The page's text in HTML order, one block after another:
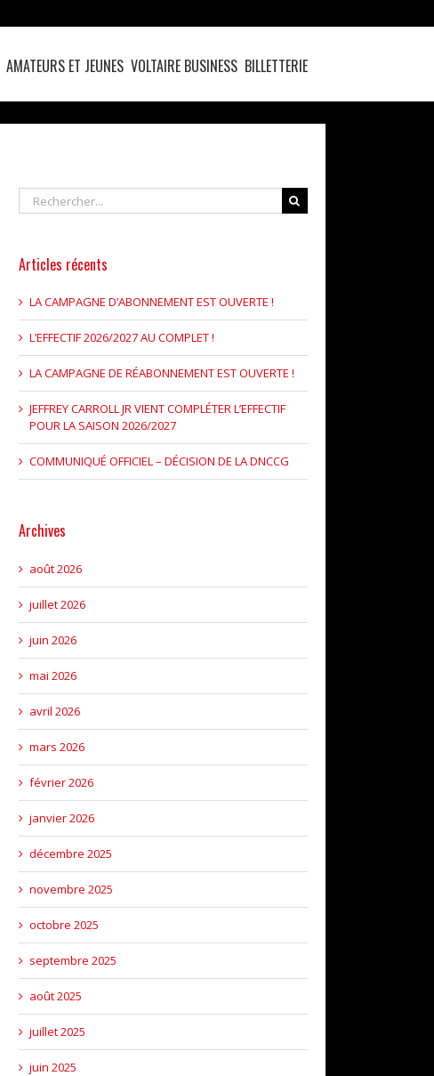
AMATEURS ET JEUNES VOLTAIRE BUSINESS BILLETTERIE
Rechercher
Articles récents
LA CAMPAGNE D’ABONNEMENT EST OUVERTE !
L’EFFECTIF 2026/2027 AU COMPLET !
LA CAMPAGNE DE RÉABONNEMENT EST OUVERTE !
JEFFREY CARROLL JR VIENT COMPLÉTER L’EFFECTIF
POUR LA SAISON 2026/2027
COMMUNIQUÉ OFFICIEL – DÉCISION DE LA DNCCG
Archives
août 2026
juillet 2026
juin 2026
mai 2026
avril 2026
mars 2026
février 2026
janvier 2026
décembre 2025
novembre 2025
octobre 2025
septembre 2025
août 2025
juillet 2025
juin 2025